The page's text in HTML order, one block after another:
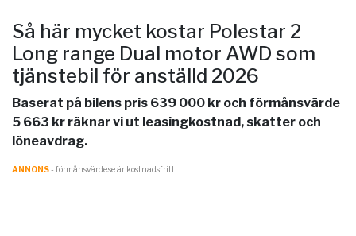
Så här mycket kostar Polestar 2
Long range Dual motor AWD som
tjänstebil för anställd 2026
Baserat på bilens pris 639 000 kr och förmånsvärde
5 663 kr räknar vi ut leasingkostnad, skatter och
löneavdrag.
ANNONS- förmånsvärde.se är kostnadsfritt